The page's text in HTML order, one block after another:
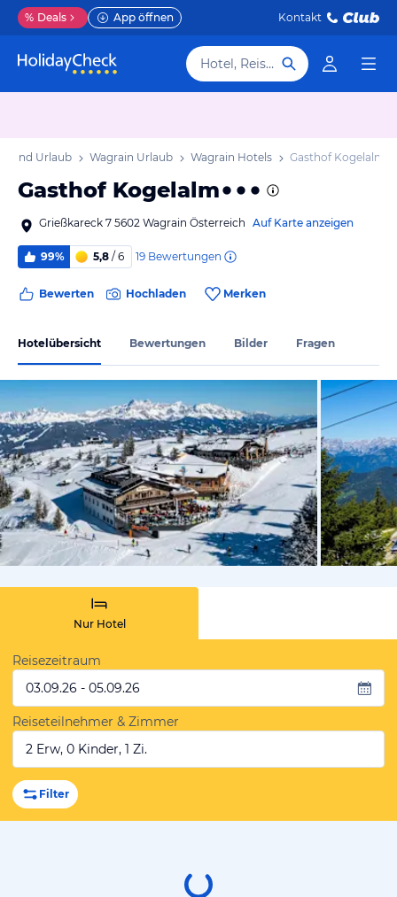
% Deals App öffnen Kontakt
Hotel, Reiseziel
Land Urlaub Wagrain Urlaub Wagrain Hotels Gasthof Kogelalm
Gasthof Kogelalm
Grießkareck 7 5602 Wagrain Österreich Auf Karte anzeigen
99% 5,8 / 6 19 Bewertungen
Bewerten Hochladen Merken
Hotelübersicht Bewertungen Bilder Fragen
von
Nur Hotel
Reisezeitraum
03.09.26 - 05.09.26
Reiseteilnehmer & Zimmer
2 Erw, 0 Kinder, 1 Zi.
Filter